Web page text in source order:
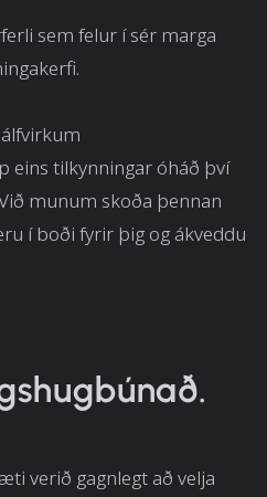
sem felur í sér marga
eins tilkynningar óháð því
munum skoða þennan
í boði fyrir þig og ákveddu
verið gagnlegt að velja